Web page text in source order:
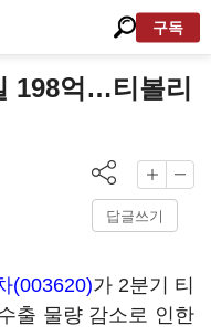
구독
198억…티볼리
답글쓰기
(003620)가 2분기 티
출 물량 감소로 인한